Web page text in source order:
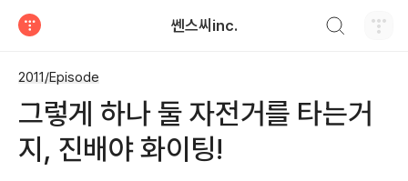
쎈스씨inc.
2011/Episode
그렇게 하나 둘 자전거를 타는거
지, 진배야 화이팅!